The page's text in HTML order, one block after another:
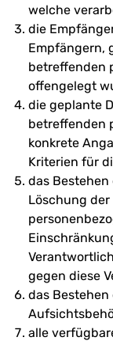
welche
die
Empfängern,
betreffenden
offengelegt
die geplante
betreffenden
konkrete
Kriterien für
das
Löschung
gegen diese
das
alle